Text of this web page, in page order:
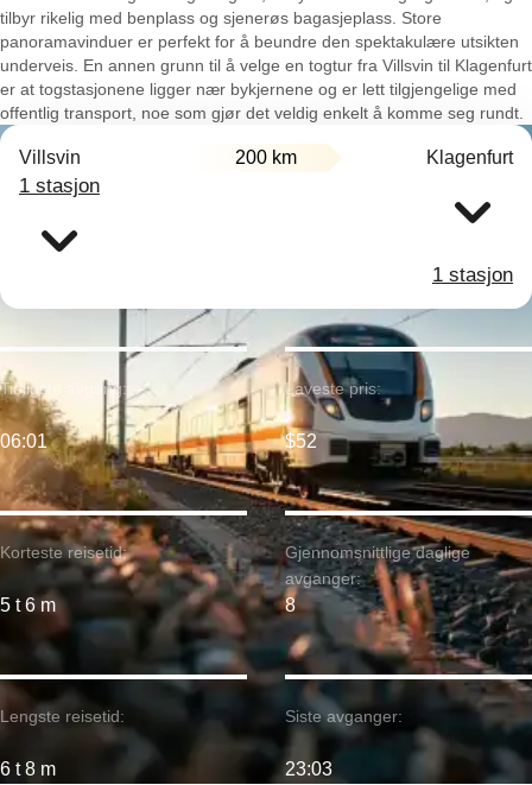
tilbyr rikelig med benplass og sjenerøs bagasjeplass. Store
panoramavinduer er perfekt for å beundre den spektakulære utsikten
underveis. En annen grunn til å velge en togtur fra Villsvin til Klagenfurt
er at togstasjonene ligger nær bykjernene og er lett tilgjengelige med
offentlig transport, noe som gjør det veldig enkelt å komme seg rundt.
Villsvin 200 km Klagenfurt
1 stasjon
1 stasjon
Korteste reisetid:
5 t 6 m
Tidligste avgang:
06:01
Lengste reisetid:
6 t 8 m
Laveste pris:
$52
Gjennomsnittlige daglige
avganger:
8
Siste avganger:
23:03